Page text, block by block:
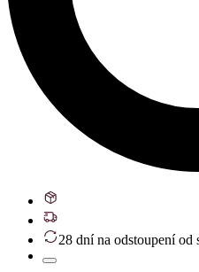
28 dní na odstoupení od